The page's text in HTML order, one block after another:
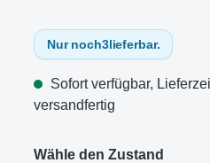
Nur noch3lieferbar.
Sofort verfügbar,
versandfertig
Wähle den Zustand